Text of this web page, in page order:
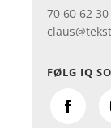
70 60 62 30
FØLG IQ